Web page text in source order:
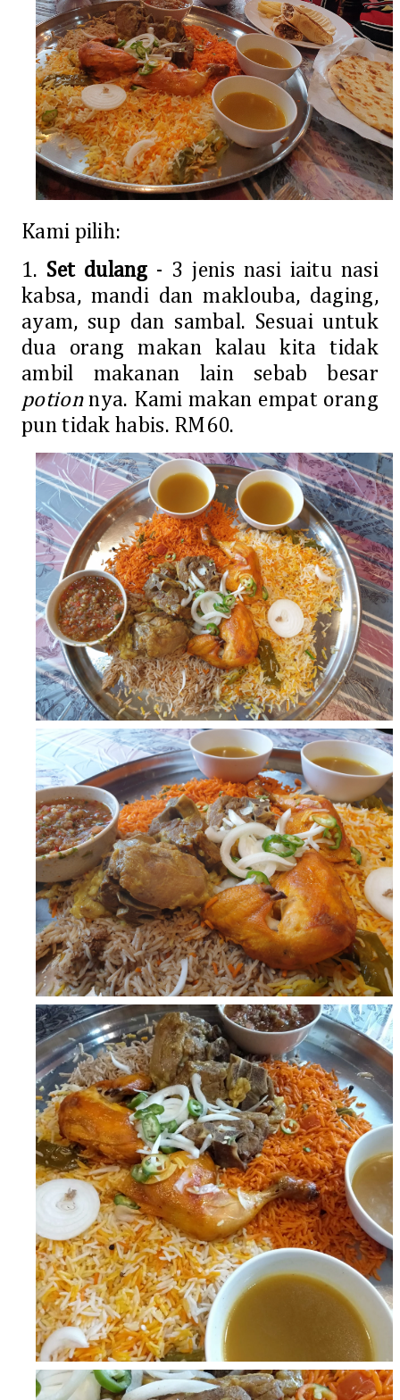
Kami pilih:
1. Set dulang - 3 jenis nasi iaitu nasi
kabsa, mandi dan maklouba, daging,
ayam, sup dan sambal. Sesuai untuk
dua orang makan kalau kita tidak
ambil makanan lain sebab besar
potionnya. Kami makan empat orang
pun tidak habis. RM60.